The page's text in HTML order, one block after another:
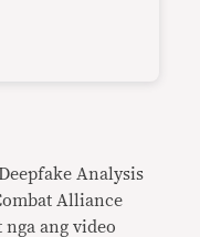
Analysis
Alliance
ang video